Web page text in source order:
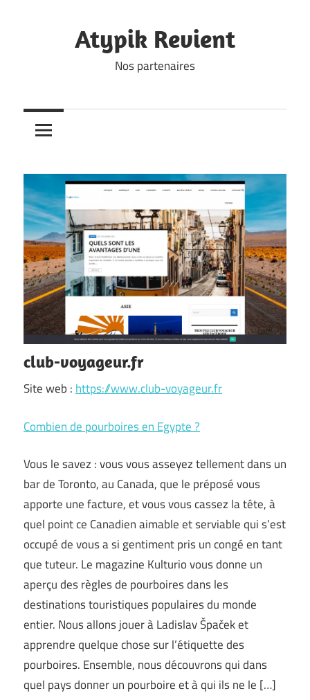
Atypik Revient
Nos partenaires
club-voyageur.fr
Site web : https://www.club-voyageur.fr
Combien de pourboires en Egypte ?
Vous le savez : vous vous asseyez tellement dans un
bar de Toronto, au Canada, que le préposé vous
apporte une facture, et vous vous cassez la tête, à
quel point ce Canadien aimable et serviable qui s’est
occupé de vous a si gentiment pris un congé en tant
que tuteur. Le magazine Kulturio vous donne un
aperçu des règles de pourboires dans les
destinations touristiques populaires du monde
entier. Nous allons jouer à Ladislav Špaček et
apprendre quelque chose sur l’étiquette des
pourboires. Ensemble, nous découvrons qui dans
quel pays donner un pourboire et à qui ils ne le […]